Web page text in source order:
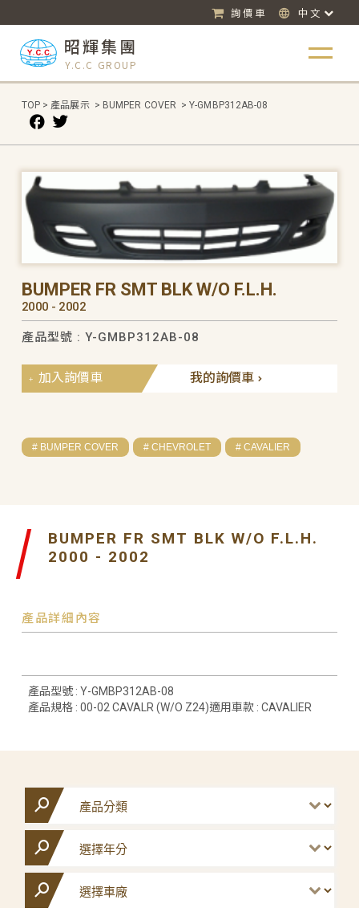
詢價車 中文
昭輝集團
Y.C.C GROUP
TOP > 產品展示 > BUMPER COVER > Y-GMBP312AB-08
BUMPER FR SMT BLK W/O F.L.H.
2000 - 2002
產品型號 : Y-GMBP312AB-08
我的詢價車
加入詢價車
# BUMPER COVER # CHEVROLET # CAVALIER
BUMPER FR SMT BLK W/O F.L.H.
2000 - 2002
產品詳細內容
產品型號 : Y-GMBP312AB-08
產品規格 : 00-02 CAVALR (W/O Z24)適用車款 : CAVALIER